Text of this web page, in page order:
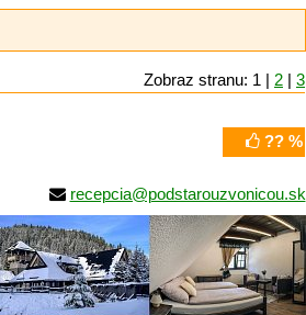
Zobraz stranu: 1 | 2 | 3
?? %
recepcia@podstarouzvonicou.sk